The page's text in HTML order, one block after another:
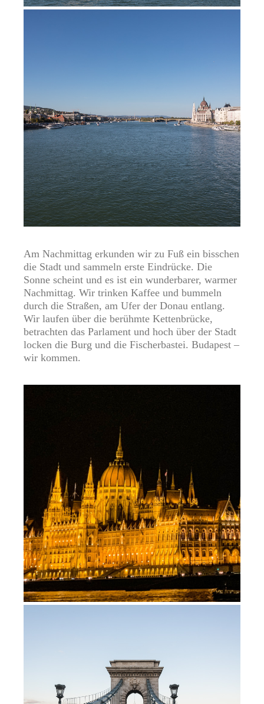
Am Nachmittag erkunden wir zu Fuß ein bisschen
die Stadt und sammeln erste Eindrücke. Die
Sonne scheint und es ist ein wunderbarer, warmer
Nachmittag. Wir trinken Kaffee und bummeln
durch die Straßen, am Ufer der Donau entlang.
Wir laufen über die berühmte Kettenbrücke,
betrachten das Parlament und hoch über der Stadt
locken die Burg und die Fischerbastei. Budapest –
wir kommen.